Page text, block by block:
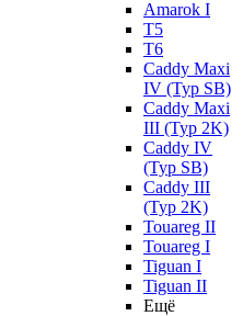
Amarok I
T5
T6
Caddy Maxi
IV (Typ SB)
Caddy Maxi
III (Typ 2K)
Caddy IV
(Typ SB)
Caddy III
(Typ 2K)
Touareg II
Touareg I
Tiguan I
Tiguan II
Ещё